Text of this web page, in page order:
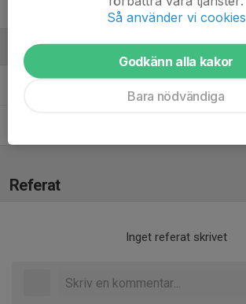
Valter Lundgren
Ledare
Referat
Inget referat skrivet
Så använder vi cookies
Godkänn alla kakor
Bara nödvändiga